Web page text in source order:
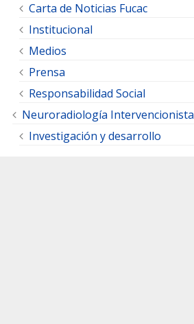
Carta de Noticias Fucac
Institucional
Medios
Prensa
Responsabilidad Social
Neuroradiología Intervencionista
Investigación y desarrollo